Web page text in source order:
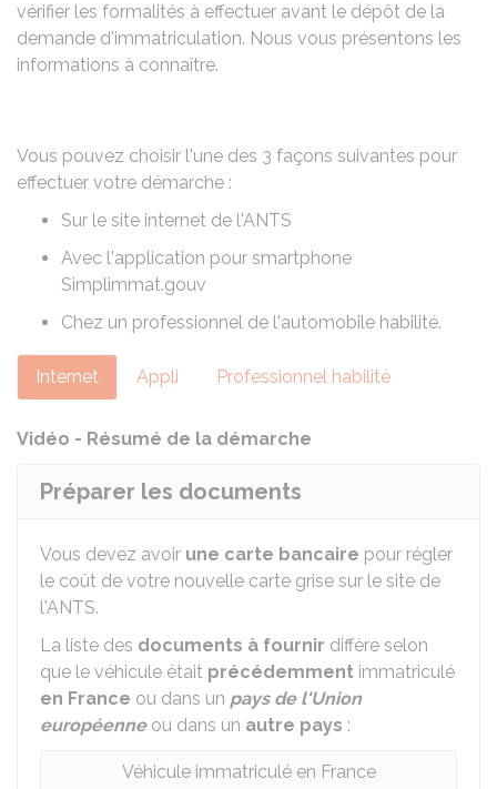
vérifier les formalités à effectuer avant le dépôt de la
demande d'immatriculation. Nous vous présentons les
informations à connaître.
Vous pouvez choisir l'une des 3 façons suivantes pour
effectuer votre démarche :
Sur le site internet de l'ANTS
Avec l'application pour smartphone
Simplimmat.gouv
Chez un professionnel de l'automobile habilité.
Internet Appli Professionnel habilité
Vidéo - Résumé de la démarche
Préparer les documents
Vous devez avoir une carte bancaire pour régler
le coût de votre nouvelle carte grise sur le site de
l'ANTS.
La liste des documents à fournir diffère selon
que le véhicule était précédemment immatriculé
en France ou dans un pays de l'Union
européenneou dans un autre pays :
Véhicule immatriculé en France